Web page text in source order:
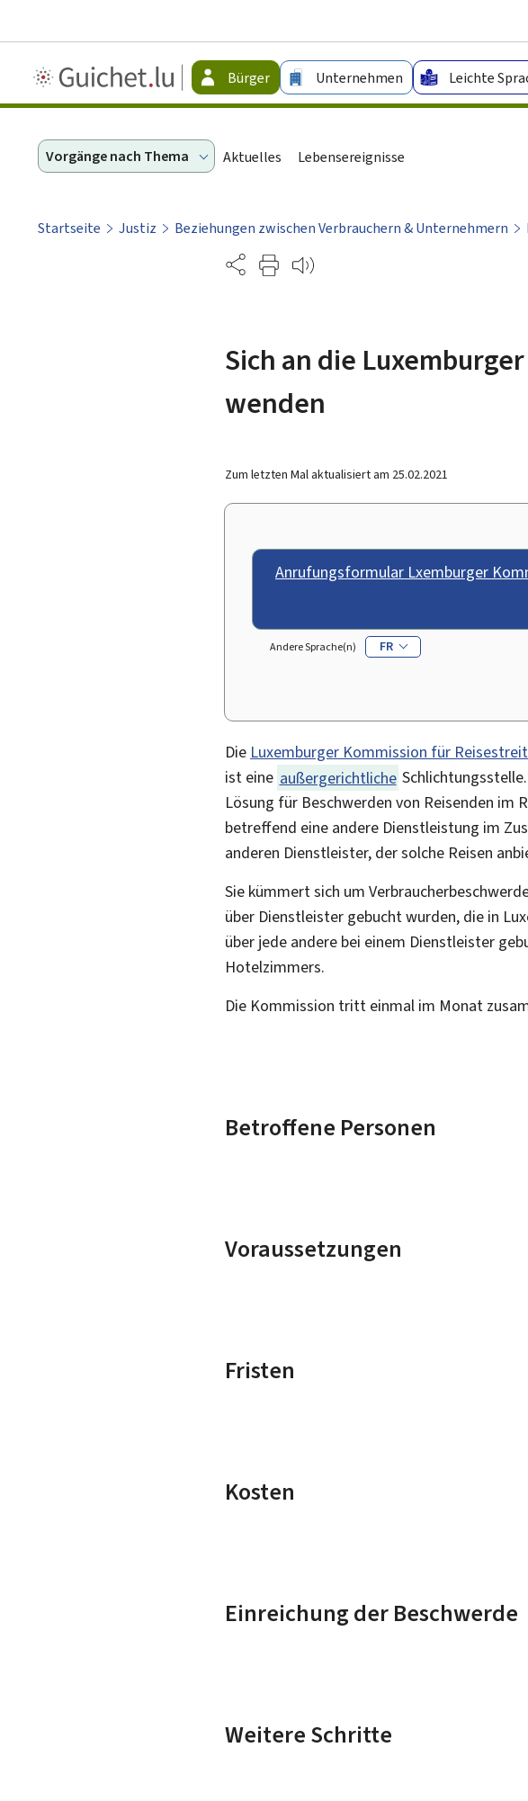
Guichet.lu
-
Bürger Unternehmen Leichte
Vorgänge nach Thema Aktuelles Lebensereignisse
Startseite Justiz Beziehungen zwischen Verbrauchern & Unternehmern
Partage
Sich an die
wenden
Zum letzten Mal aktualisiert am 25.02.2021
Anrufungsformular Lxemburger
Andere Sprache(n) FR
Die Luxemburger Kommission für
ist eine außergerichtliche
Lösung für Beschwerden von Reisenden im
betreffend eine andere Dienstleistung im
anderen Dienstleister, der solche Reisen
Sie kümmert sich um
über Dienstleister gebucht wurden, die in
über jede andere bei einem Dienstleister
Hotelzimmers.
Die Kommission tritt einmal im Monat
Betroffene Personen
Voraussetzungen
Fristen
Kosten
Einreichung der Beschwerde
Weitere Schritte